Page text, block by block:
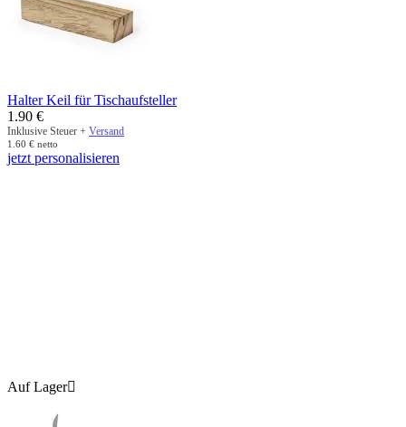
Halter Keil für Tischaufsteller
1.90 €
Inklusive Steuer + Versand
1.60 € netto
jetzt personalisieren
Auf Lager